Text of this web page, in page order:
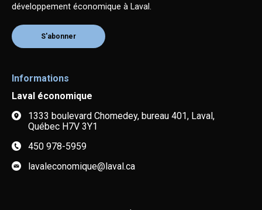
développement économique à Laval.
S'abonner
Informations
Laval économique
1333 boulevard Chomedey, bureau 401, Laval,
Québec H7V 3Y1
450 978-5959
lavaleconomique@laval.ca